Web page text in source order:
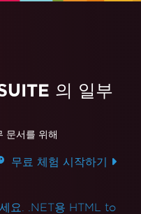
의 일부
문서를 위해
무료 체험 시작하기
요. .NET용 HTML to